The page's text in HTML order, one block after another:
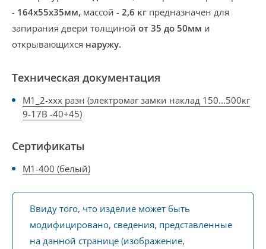
- 164х55х35мм, массой - 2,6 кг предназначен для
запирания двери толщиной от 35 до 50мм и
открывающихся наружу.
Техническая документация
М1_2-ххх разн (электромаг замки наклад 150...500кг
9-17В -40+45)
Сертификаты
M1-400 (белый)
Ввиду того, что изделие может быть
модифицировано, сведения, представленные
на данной странице (изображение,